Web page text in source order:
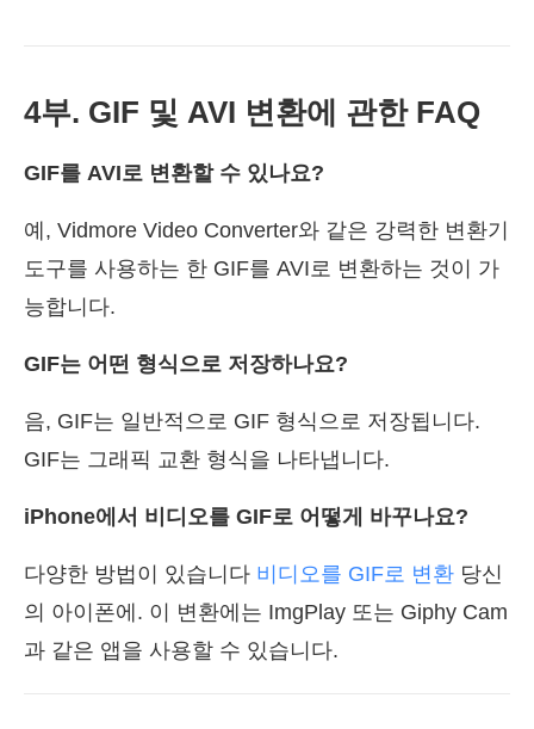
4부. GIF 및 AVI 변환에 관한 FAQ
GIF를 AVI로 변환할 수 있나요?
예, Vidmore Video Converter와 같은 강력한 변환기
도구를 사용하는 한 GIF를 AVI로 변환하는 것이 가
능합니다.
GIF는 어떤 형식으로 저장하나요?
음, GIF는 일반적으로 GIF 형식으로 저장됩니다.
GIF는 그래픽 교환 형식을 나타냅니다.
iPhone에서 비디오를 GIF로 어떻게 바꾸나요?
다양한 방법이 있습니다 비디오를 GIF로 변환 당신
의 아이폰에. 이 변환에는 ImgPlay 또는 Giphy Cam
과 같은 앱을 사용할 수 있습니다.